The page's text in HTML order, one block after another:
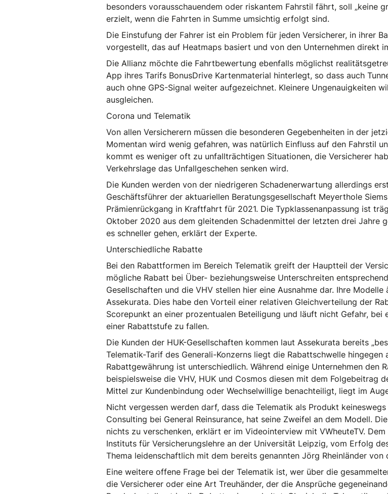
besonders vorausschauendem oder riskantem Fahrstil fährt, soll „keine
erzielt, wenn die Fahrten in Summe umsichtig erfolgt sind.
Die Einstufung der Fahrer ist ein Problem für jeden Versicherer, in ihrer
vorgestellt, das auf Heatmaps basiert und von den Unternehmen direkt
Die Allianz möchte die Fahrtbewertung ebenfalls möglichst
App ihres Tarifs BonusDrive Kartenmaterial hinterlegt, so dass auch
auch ohne GPS-Signal weiter aufgezeichnet. Kleinere Ungenauigkeiten
ausgleichen.
Corona und Telematik
Von allen Versicherern müssen die besonderen Gegebenheiten in der
Momentan wird wenig gefahren, was natürlich Einfluss auf den Fahrstil
kommt es weniger oft zu unfallträchtigen Situationen, die Versicherer
Verkehrslage das Unfallgeschehen senken wird.
Die Kunden werden von der niedrigeren Schadenerwartung allerdings
Geschäftsführer der aktuariellen Beratungsgesellschaft Meyerthole
Prämienrückgang in Kraftfahrt für 2021. Die Typklassenanpassung ist
Oktober 2020 aus dem gleitenden Schadenmittel der letzten drei Jahre
es schneller gehen, erklärt der Experte.
Unterschiedliche Rabatte
Bei den Rabattformen im Bereich Telematik greift der Hauptteil der
mögliche Rabatt bei Über- beziehungsweise Unterschreiten
Gesellschaften und die VHV stellen hier eine Ausnahme dar. Ihre
Assekurata. Dies habe den Vorteil einer relativen Gleichverteilung der
Scorepunkt an einer prozentualen Beteiligung und läuft nicht Gefahr, bei
einer Rabattstufe zu fallen.
Die Kunden der HUK-Gesellschaften kommen laut Assekurata bereits
Telematik-Tarif des Generali-Konzerns liegt die Rabattschwelle
Rabattgewährung ist unterschiedlich. Während einige Unternehmen den
beispielsweise die VHV, HUK und Cosmos diesen mit dem Folgebeitrag
Mittel zur Kundenbindung oder Wechselwillige benachteiligt, liegt im
Nicht vergessen werden darf, dass die Telematik als Produkt
Consulting bei General Reinsurance, hat seine Zweifel an dem Modell.
nichts zu verschenken, erklärt er im Videointerview mit VWheuteTV.
Instituts für Versicherungslehre an der Universität Leipzig, vom Erfolg
Thema leidenschaftlich mit dem bereits genannten Jörg Rheinländer von
Eine weitere offene Frage bei der Telematik ist, wer über die
die Versicherer oder eine Art Treuhänder, der die Ansprüche